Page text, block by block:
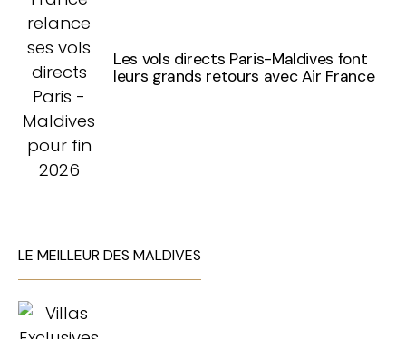
Les vols directs Paris-Maldives font
leurs grands retours avec Air France
LE MEILLEUR DES MALDIVES